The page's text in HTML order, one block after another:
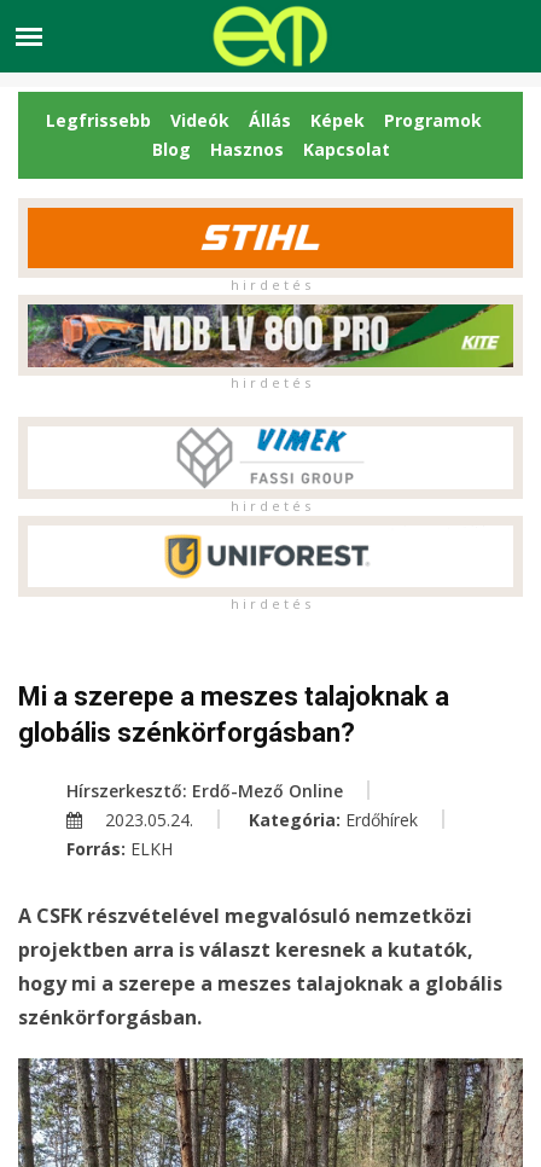
Legfrissebb Videók Állás Képek
Programok
Blog
Hasznos Kapcsolat
h i r d e t é s
h i r d e t é s
h i r d e t é s
h i r d e t é s
Mi a szerepe a meszes talajoknak a
globális szénkörforgásban?
Hírszerkesztő: Erdő-Mező Online
2023.05.24.
Kategória: Erdőhírek
Forrás: ELKH
A CSFK részvételével megvalósuló nemzetközi
projektben arra is választ keresnek a kutatók,
hogy mi a szerepe a meszes talajoknak a globális
szénkörforgásban.